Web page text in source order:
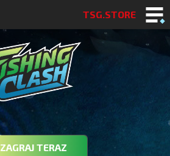
TSG.STORE
ZAGRAJ TERAZ